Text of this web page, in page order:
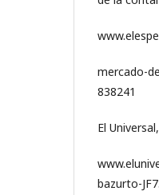
mercado-
838241
El
bazurto-